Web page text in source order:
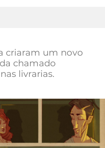
criaram um novo
chamado
livrarias.